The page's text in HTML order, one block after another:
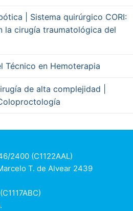
| Sistema quirúrgico CORI:
la cirugía traumatológica del
Técnico en Hemoterapia
de alta complejidad |
2400 (C1122AAL)
T. de Alvear 2439